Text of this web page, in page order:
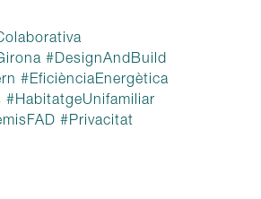
#DesignAndBuild
#EficiènciaEnergètica
#HabitatgeUnifamiliar
#Privacitat